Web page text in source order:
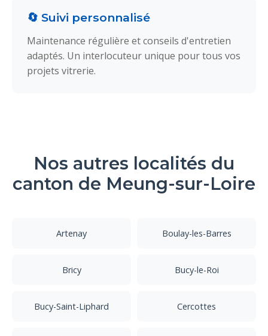
🔄 Suivi personnalisé
Maintenance régulière et conseils d'entretien
adaptés. Un interlocuteur unique pour tous vos
projets vitrerie.
Nos autres localités du
canton de Meung-sur-Loire
Artenay Boulay-les-Barres
Bricy Bucy-le-Roi
Bucy-Saint-Liphard Cercottes